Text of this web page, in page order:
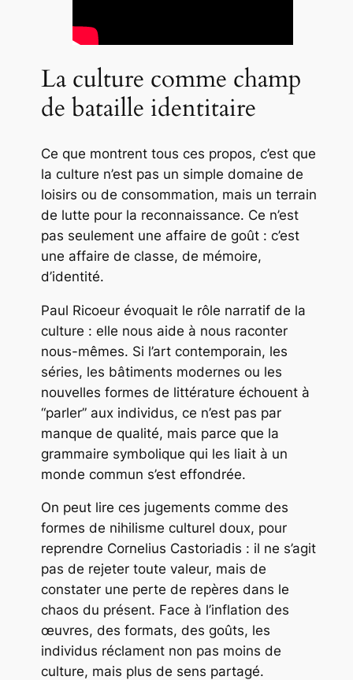
La culture comme champ
de bataille identitaire
Ce que montrent tous ces propos, c’est que
la culture n’est pas un simple domaine de
loisirs ou de consommation, mais un terrain
de lutte pour la reconnaissance. Ce n’est
pas seulement une affaire de goût : c’est
une affaire de classe, de mémoire,
d’identité.
Paul Ricoeur évoquait le rôle narratif de la
culture : elle nous aide à nous raconter
nous-mêmes. Si l’art contemporain, les
séries, les bâtiments modernes ou les
nouvelles formes de littérature échouent à
“parler” aux individus, ce n’est pas par
manque de qualité, mais parce que la
grammaire symbolique qui les liait à un
monde commun s’est effondrée.
On peut lire ces jugements comme des
formes de nihilisme culturel doux, pour
reprendre Cornelius Castoriadis : il ne s’agit
pas de rejeter toute valeur, mais de
constater une perte de repères dans le
chaos du présent. Face à l’inflation des
œuvres, des formats, des goûts, les
individus réclament non pas moins de
culture, mais plus de sens partagé.